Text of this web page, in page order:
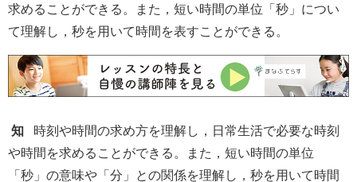
求めることができる。また，短い時間の単位「秒」につい
て理解し，秒を用いて時間を表すことができる。
知
時刻や時間の求め方を理解し，日常生活で必要な時刻
や時間を求めることができる。また，短い時間の単位
「秒」の意味や「分」との関係を理解し，秒を用いて時間